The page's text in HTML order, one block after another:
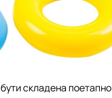
складена поетапно